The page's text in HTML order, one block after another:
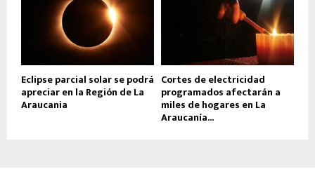
Eclipse parcial solar se podrá
apreciar en la Región de La
Araucania
Cortes de electricidad
programados afectarán a
miles de hogares en La
Araucanía...